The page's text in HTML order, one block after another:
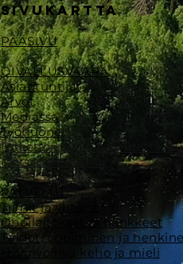
SIVUKARTTA
PÄÄSIVU
OIVALLUSVAARA
Asiantuntijat
Arvot
Mediassa
Työhuone
Esteettömyys ja
Metsänomistajille
PALVELUT
Tiimit ja yhteisöt
Oppilaitokset ja hankkeet
Taidot, oppiminen ja
Hyvinvoinva keho ja mieli